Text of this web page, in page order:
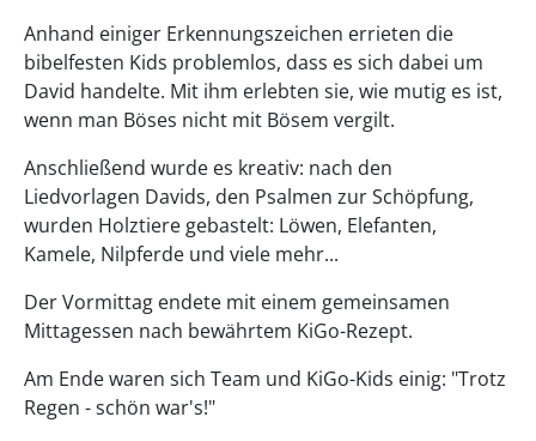
Anhand einiger Erkennungszeichen errieten die
bibelfesten Kids problemlos, dass es sich dabei um
David handelte. Mit ihm erlebten sie, wie mutig es ist,
wenn man Böses nicht mit Bösem vergilt.
Anschließend wurde es kreativ: nach den
Liedvorlagen Davids, den Psalmen zur Schöpfung,
wurden Holztiere gebastelt: Löwen, Elefanten,
Kamele, Nilpferde und viele mehr...
Der Vormittag endete mit einem gemeinsamen
Mittagessen nach bewährtem KiGo-Rezept.
Am Ende waren sich Team und KiGo-Kids einig: "Trotz
Regen - schön war's!"